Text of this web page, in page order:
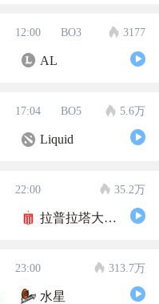
12:00 BO3 3177
AL
17:04 BO5 5.6万
Liquid
22:00 35.2万
拉普拉塔大学生
23:00 313.7万
水星